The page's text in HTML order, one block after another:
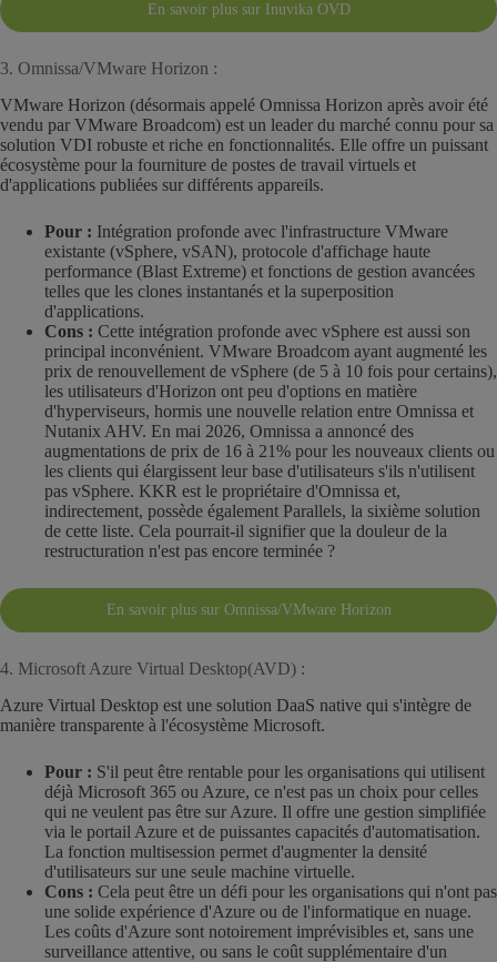
En savoir plus sur Inuvika OVD
3. Omnissa/VMware Horizon :
VMware Horizon (désormais appelé Omnissa Horizon après avoir été
vendu par VMware Broadcom) est un leader du marché connu pour sa
solution VDI robuste et riche en fonctionnalités. Elle offre un puissant
écosystème pour la fourniture de postes de travail virtuels et
d'applications publiées sur différents appareils.
Pour : Intégration profonde avec l'infrastructure VMware
existante (vSphere, vSAN), protocole d'affichage haute
performance (Blast Extreme) et fonctions de gestion avancées
telles que les clones instantanés et la superposition
d'applications.
Cons : Cette intégration profonde avec vSphere est aussi son
principal inconvénient. VMware Broadcom ayant augmenté les
prix de renouvellement de vSphere (de 5 à 10 fois pour certains),
les utilisateurs d'Horizon ont peu d'options en matière
d'hyperviseurs, hormis une nouvelle relation entre Omnissa et
Nutanix AHV. En mai 2026, Omnissa a annoncé des
augmentations de prix de 16 à 21% pour les nouveaux clients ou
les clients qui élargissent leur base d'utilisateurs s'ils n'utilisent
pas vSphere. KKR est le propriétaire d'Omnissa et,
indirectement, possède également Parallels, la sixième solution
de cette liste. Cela pourrait-il signifier que la douleur de la
restructuration n'est pas encore terminée ?
En savoir plus sur Omnissa/VMware Horizon
4. Microsoft Azure Virtual Desktop(AVD) :
Azure Virtual Desktop est une solution DaaS native qui s'intègre de
manière transparente à l'écosystème Microsoft.
Pour : S'il peut être rentable pour les organisations qui utilisent
déjà Microsoft 365 ou Azure, ce n'est pas un choix pour celles
qui ne veulent pas être sur Azure. Il offre une gestion simplifiée
via le portail Azure et de puissantes capacités d'automatisation.
La fonction multisession permet d'augmenter la densité
d'utilisateurs sur une seule machine virtuelle.
Cons : Cela peut être un défi pour les organisations qui n'ont pas
une solide expérience d'Azure ou de l'informatique en nuage.
Les coûts d'Azure sont notoirement imprévisibles et, sans une
surveillance attentive, ou sans le coût supplémentaire d'un